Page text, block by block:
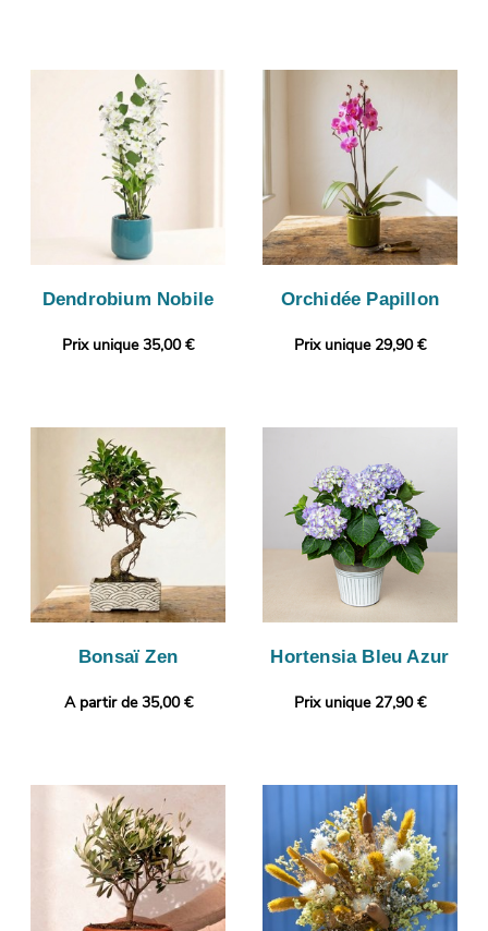
Dendrobium Nobile
Prix unique 35,00 €
Orchidée Papillon
Prix unique 29,90 €
Bonsaï Zen
A partir de 35,00 €
Hortensia Bleu Azur
Prix unique 27,90 €